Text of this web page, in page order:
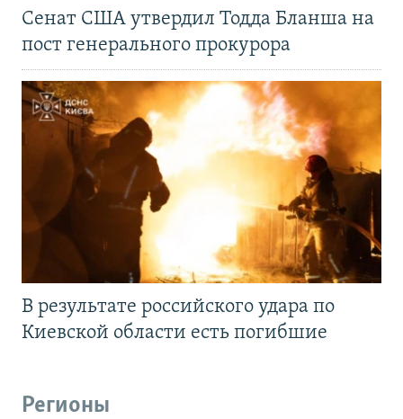
Сенат США утвердил Тодда Бланша на
пост генерального прокурора
В результате российского удара по
Киевской области есть погибшие
Регионы